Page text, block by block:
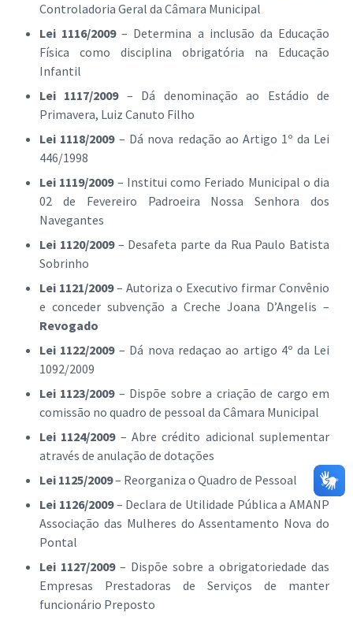
Controladoria Geral da Câmara Municipal
Lei 1116/2009– Determina a inclusão da Educação
Física como disciplina obrigatória na Educação
Infantil
Lei 1117/2009– Dá denominação ao Estádio de
Primavera, Luiz Canuto Filho
Lei 1118/2009– Dá nova redação ao Artigo 1º da Lei
446/1998
Lei 1119/2009– Institui como Feriado Municipal o dia
02 de Fevereiro Padroeira Nossa Senhora dos
Navegantes
Lei 1120/2009– Desafeta parte da Rua Paulo Batista
Sobrinho
Lei 1121/2009– Autoriza o Executivo firmar Convênio
e conceder subvenção a Creche Joana D’Angelis –
Revogado
Lei 1122/2009– Dá nova redaçao ao artigo 4º da Lei
1092/2009
Lei 1123/2009– Dispõe sobre a criação de cargo em
comissão no quadro de pessoal da Câmara Municipal
Lei 1124/2009– Abre crédito adicional suplementar
através de anulação de dotações
Lei 1125/2009– Reorganiza o Quadro de Pessoal
Lei 1126/2009– Declara de Utilidade Pública a AMANP
Associação das Mulheres do Assentamento Nova do
Pontal
Lei 1127/2009– Dispõe sobre a obrigatoriedade das
Empresas Prestadoras de Serviços de manter
funcionário Preposto